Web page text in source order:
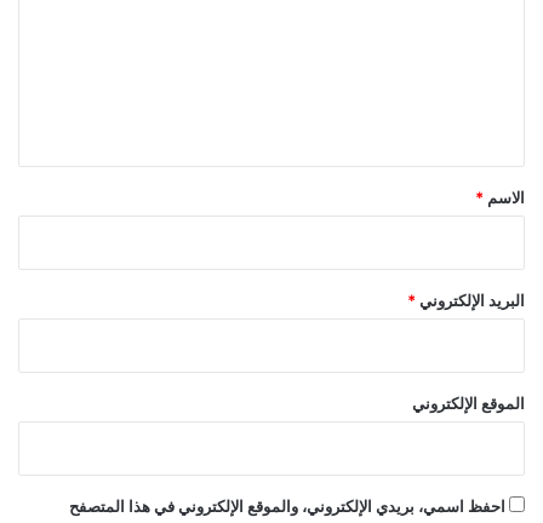
*
الاسم *
البريد الإلكتروني *
الموقع الإلكتروني
احفظ اسمي، بريدي الإلكتروني، والموقع الإلكتروني في هذا المتصفح